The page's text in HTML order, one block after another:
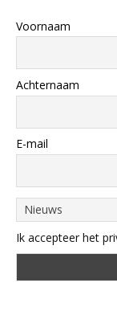
Voornaam
Achternaam
E-mail
Ik accepteer het